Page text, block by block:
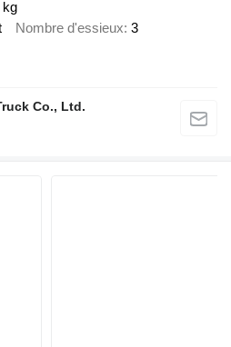
kg
Nombre d'essieux 3
Co., Ltd.